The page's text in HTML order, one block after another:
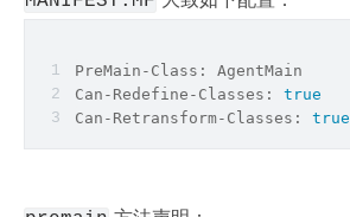
PreMain-Class: AgentMain
Can-Redefine-Classes: true
Can-Retransform-Classes: true